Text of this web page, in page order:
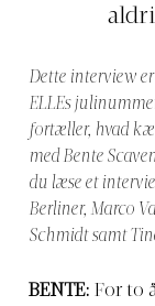
Dette interview
ELLEs
fortæller, hvad
med Bente
du læse et
Berliner, Marco
Schmidt samt
BENTE: For to